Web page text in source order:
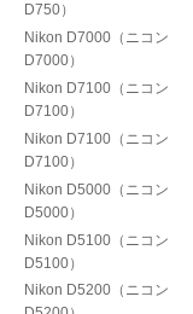
D750）
Nikon D7000（ニコン
D7000）
Nikon D7100（ニコン
D7100）
Nikon D7100（ニコン
D7100）
Nikon D5000（ニコン
D5000）
Nikon D5100（ニコン
D5100）
Nikon D5200（ニコン